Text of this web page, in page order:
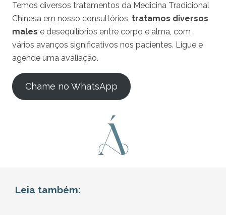
Temos diversos tratamentos da Medicina Tradicional
Chinesa em nosso consultórios, tratamos diversos
males e desequilíbrios entre corpo e alma, com
vários avanços significativos nos pacientes. Ligue e
agende uma avaliação.
Chame no WhatsApp
Leia também: